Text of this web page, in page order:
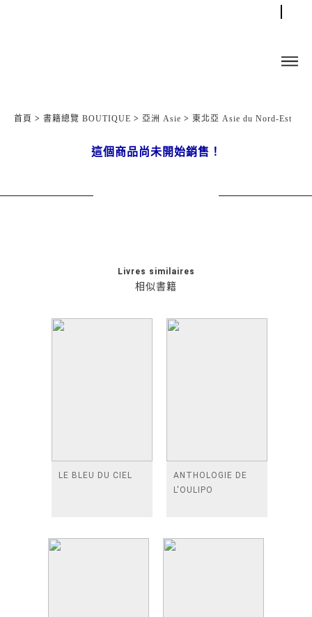
首頁 > 書籍總覽 BOUTIQUE > 亞洲 Asie > 東北亞 Asie du Nord-Est
這個商品尚未開始銷售！
相似書籍
Livres similaires
LE BLEU DU CIEL
ANTHOLOGIE DE
L'OULIPO